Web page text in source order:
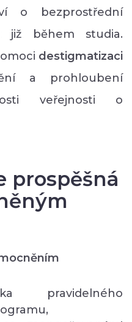
o bezprostřední
již během studia.
destigmatizaci
a prohloubení
veřejnosti o
prospěšná
pravidelného